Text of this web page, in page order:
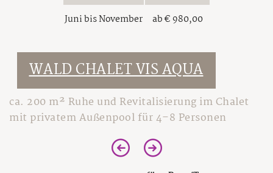
Juni bis November
ab € 980,00
WALD CHALET VIS AQUA
ca. 200 m² Ruhe und Revitalisierung im Chalet
mit privatem Außenpool für 4–8 Personen